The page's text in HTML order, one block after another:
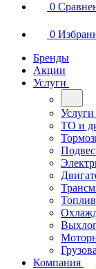
0
0
Бренды
Акции
Услуги
Услуги
ТО и
Компания